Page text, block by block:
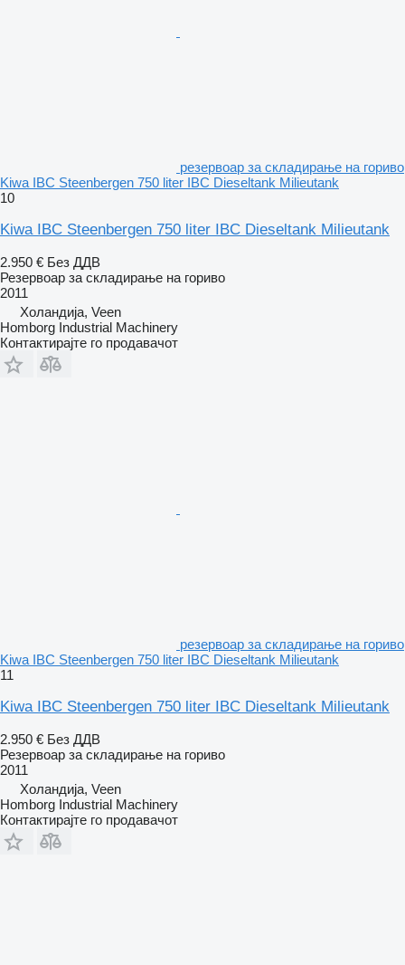
резервоар за складирање на гориво
Kiwa IBC Steenbergen 750 liter IBC Dieseltank Milieutank
10
Kiwa IBC Steenbergen 750 liter IBC Dieseltank Milieutank
2.950 € Без ДДВ
Резервоар за складирање на гориво
2011
Холандија, Veen
Homborg Industrial Machinery
Контактирајте го продавачот
резервоар за складирање на гориво
Kiwa IBC Steenbergen 750 liter IBC Dieseltank Milieutank
11
Kiwa IBC Steenbergen 750 liter IBC Dieseltank Milieutank
2.950 € Без ДДВ
Резервоар за складирање на гориво
2011
Холандија, Veen
Homborg Industrial Machinery
Контактирајте го продавачот